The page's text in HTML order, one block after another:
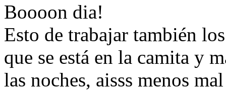
Boooon dia!
Esto de trabajar también
que se está en la camita y
las noches, aisss menos